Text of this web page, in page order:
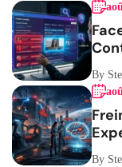
By
By